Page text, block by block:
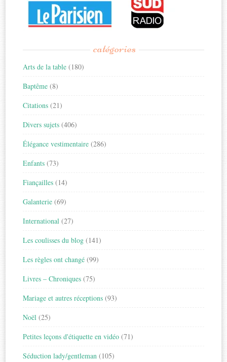
catégories
Arts de la table (180)
Baptême (8)
Citations (21)
Divers sujets (406)
Élégance vestimentaire (286)
Enfants (73)
Fiançailles (14)
Galanterie (69)
International (27)
Les coulisses du blog (141)
Les règles ont changé (99)
Livres – Chroniques (75)
Mariage et autres réceptions (93)
Noël (25)
Petites leçons d'étiquette en vidéo (71)
Séduction lady/gentleman (105)